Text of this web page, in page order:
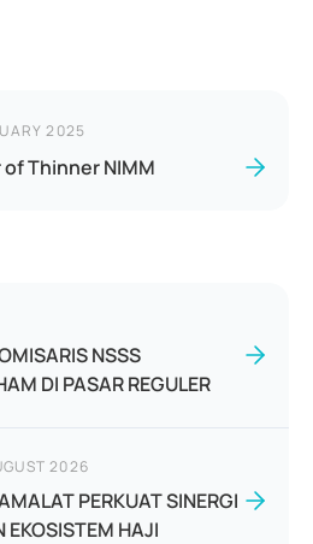
2025
Thinner NIMM
NSSS
DI PASAR REGULER
2026
PERKUAT SINERGI
HAJI